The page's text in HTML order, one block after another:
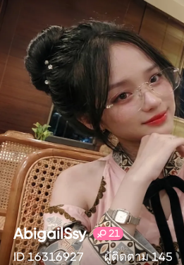
AbigailSsy 21
ID 16316927 ผู้ติดตาม 145